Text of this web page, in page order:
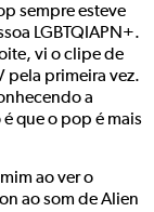
sempre esteve
LGBTQIAPN+.
vi o clipe de
pela primeira vez.
a
que o pop é mais
ao ver o
ao som de Alien